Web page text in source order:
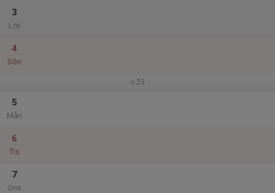
3
Lör
4
Sön
v.23
5
Mån
6
Tis
7
Ons